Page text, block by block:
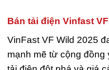
Bán tải điện Vinfast
VinFast VF Wild 2025
mạnh mẽ từ cộng đồng